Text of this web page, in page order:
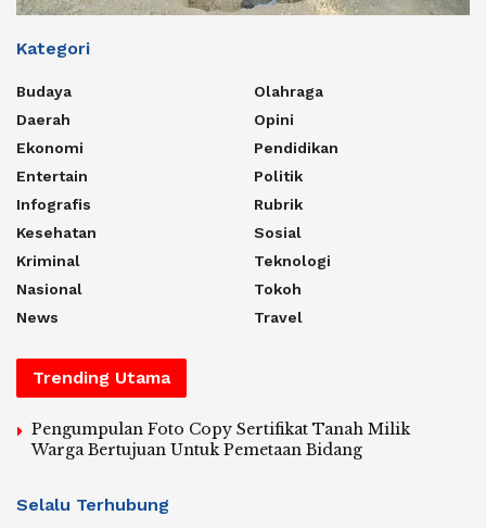
Kategori
Budaya
Daerah
Ekonomi
Entertain
Infografis
Kesehatan
Kriminal
Nasional
News
Olahraga
Opini
Pendidikan
Politik
Rubrik
Sosial
Teknologi
Tokoh
Travel
Trending Utama
Pengumpulan Foto Copy Sertifikat Tanah Milik
Warga Bertujuan Untuk Pemetaan Bidang
Selalu Terhubung